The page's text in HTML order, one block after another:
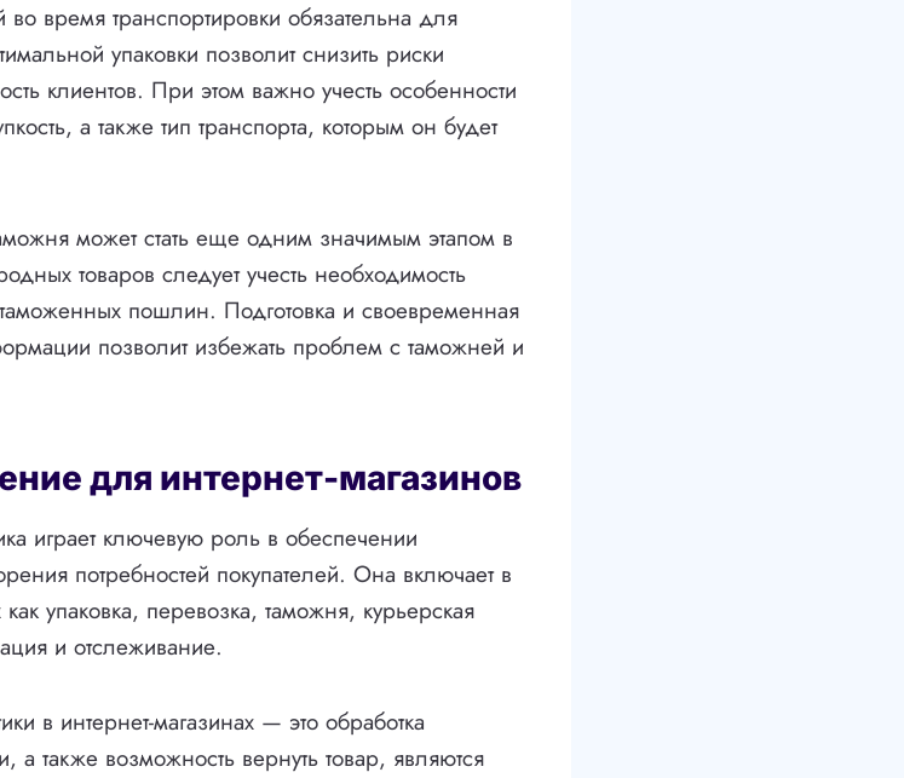
время транспортировки обязательна для
упаковки позволит снизить риски
клиентов. При этом важно учесть особенности
а также тип транспорта, которым он будет
может стать еще одним значимым этапом в
товаров следует учесть необходимость
пошлин. Подготовка и своевременная
позволит избежать проблем с таможней и
для интернет-магазинов
играет ключевую роль в обеспечении
потребностей покупателей. Она включает в
упаковка, перевозка, таможня, курьерская
и отслеживание.
в интернет-магазинах — это обработка
а также возможность вернуть товар, являются